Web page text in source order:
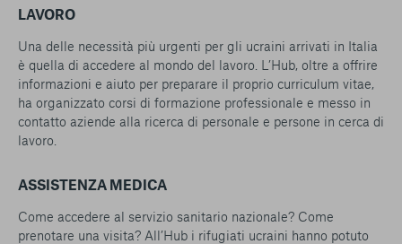
LAVORO
Una delle necessità più urgenti per gli ucraini arrivati in Italia
è quella di accedere al mondo del lavoro. L’Hub, oltre a offrire
informazioni e aiuto per preparare il proprio curriculum vitae,
ha organizzato corsi di formazione professionale e messo in
contatto aziende alla ricerca di personale e persone in cerca di
lavoro.
ASSISTENZA MEDICA
Come accedere al servizio sanitario nazionale? Come
prenotare una visita? All’Hub i rifugiati ucraini hanno potuto